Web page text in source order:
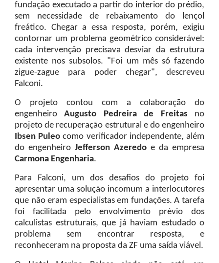
fundação executado a partir do interior do prédio,
sem necessidade de rebaixamento do lençol
freático. Chegar a essa resposta, porém, exigiu
contornar um problema geométrico considerável:
cada intervenção precisava desviar da estrutura
existente nos subsolos. "Foi um mês só fazendo
zigue-zague para poder chegar", descreveu
Falconi.
O projeto contou com a colaboração do
engenheiroAugusto Pedreira de Freitas no
projeto de recuperação estrutural e do engenheiro
Ibsen Puleo como verificador independente, além
do engenheiro Jefferson Azeredo e da empresa
Carmona Engenharia.
Para Falconi, um dos desafios do projeto foi
apresentar uma solução incomum a interlocutores
que não eram especialistas em fundações. A tarefa
foi facilitada pelo envolvimento prévio dos
calculistas estruturais, que já haviam estudado o
problema sem encontrar resposta, e
reconheceram na proposta da ZF uma saída viável.